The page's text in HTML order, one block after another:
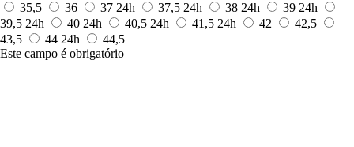
35,5
36 37 24h 37,5 24h 38 24h 39 24h
39,5 24h 40 24h 40,5 24h 41,5 24h 42
42,5
43,5
44 24h
44,5
Este campo é obrigatório